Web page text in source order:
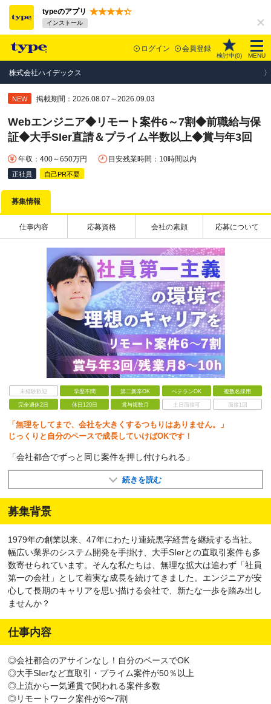
typeのアプリ
インストール
ログイン 会員登録
検討中(0) MENU
株式会社ハイデックス
NEW 掲載期間：2026.08.07～2026.09.03
Webエンジニア◆リモート案件6～7割◆前職給与保
証◆大手SIer直請＆プライム半数以上◆賞与年3回
年収：400～650万円 目安残業時間：10時間以内
正社員 自己PR不要
募集情報
仕事内容 応募資格 会社の素顔 応募について
未経験歓迎 学歴不問 第二新卒OK ベテランOK 複数名採用
完全週休2日 休日120日 賞与複数月 土日面接可 面接1回
「無理をしてまで、会社を大きくするつもりはありません。」
じっくりと自分のペースで成長していけばOKです！
「会社都合でずっと同じ案件を押し付けられる」
続きを読む
募集背景
1979年の創業以来、47年にわたり連続黒字経営を継続する当社。
幅広い業界のシステム開発を手掛け、大手SIerとの直取引案件も多
数寄せられています。そんな私たちは、無理な拡大は追わず「社員
第一の会社」として着実な成長を続けてきました。エンジニアが安
心して長期のキャリアを思い描ける会社で、新たな一歩を踏み出し
ませんか？
仕事内容
◎会社都合のアサインなし！自分のペースでOK
◎大手SIerなど直取引・プライム案件が50％以上
◎上流から一気通貫で関われる案件多数
◎リモートワーク案件が6〜7割